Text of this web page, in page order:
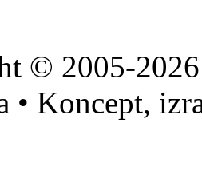
© 2005-
• Koncept,